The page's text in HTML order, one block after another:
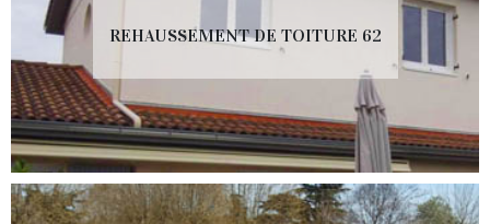
REHAUSSEMENT DE TOITURE 62